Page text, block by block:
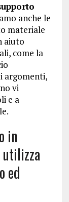
anche le
materiale
aiuto
come la
argomenti,
vi
e a
in
ed